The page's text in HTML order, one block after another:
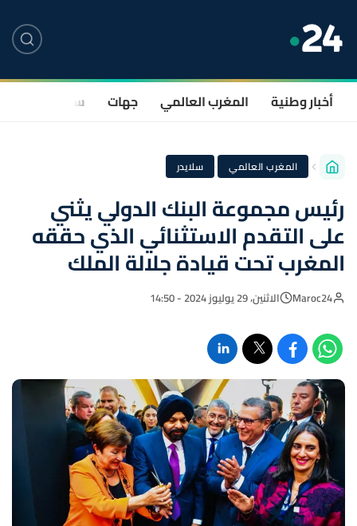
أخبار وطنية المغرب العالمي جهات سياسة
المغرب العالمي · سلايدر
رئيس مجموعة البنك الدولي يثني
على التقدم الاستثنائي الذي حققه
المغرب تحت قيادة جلالة الملك
Maroc24 الاثنين، 29 يوليوز 2024 - 14:50